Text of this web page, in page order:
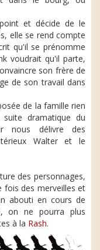
et décide de le
elle se rend compte
qu'il se prénomme
voudrait qu'il parte,
son frère de
de son travail dans
de la famille rien
dramatique du
nous délivre des
Walter et le
des personnages,
fois des merveilles et
abouti en cours de
on ne pourra plus
à la Rash.